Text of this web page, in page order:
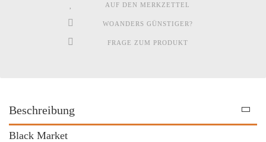
AUF DEN MERKZETTEL
WOANDERS GÜNSTIGER?
FRAGE ZUM PRODUKT
Beschreibung
Black Market